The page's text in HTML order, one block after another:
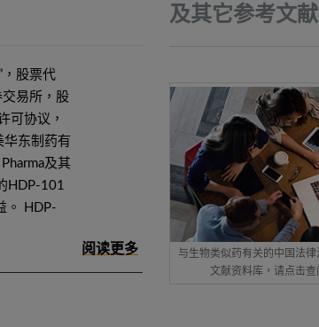
股票代
交易所，股
可协议，
东制药有
及其
HDP-101
。 HDP-
及其它参考文
与生物类似药有关的中国法
文献资料库，请点击查